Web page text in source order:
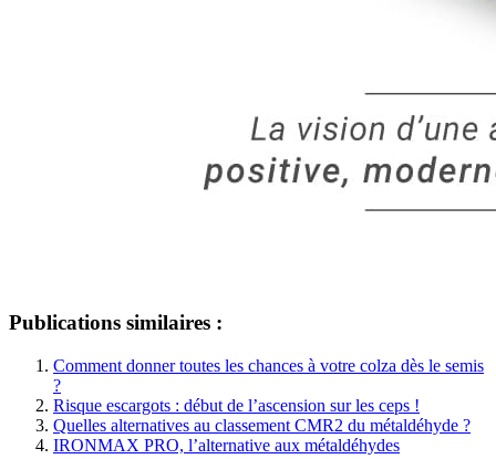
Publications similaires :
Comment donner toutes les chances à votre colza dès le semis
?
Risque escargots : début de l’ascension sur les ceps !
Quelles alternatives au classement CMR2 du métaldéhyde ?
IRONMAX PRO, l’alternative aux métaldéhydes